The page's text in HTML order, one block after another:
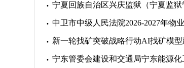
中卫市中级人民法院2026-2027年物
新一轮找矿突破战略行动AI找矿模